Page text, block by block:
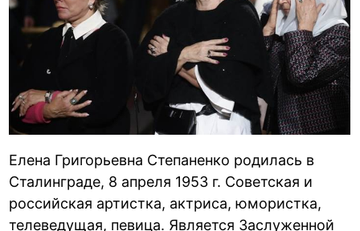
Елена Григорьевна Степаненко родилась в
Сталинграде, 8 апреля 1953 г. Советская и
российская артистка, актриса, юмористка,
телеведущая, певица. Является Заслуженной